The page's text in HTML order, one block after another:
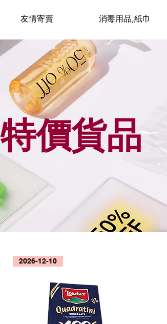
友情寄賣 消毒用品,紙巾
特價貨品
2026-12-10